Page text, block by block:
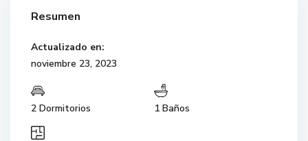
Resumen
Actualizado en:
noviembre 23, 2023
2 Dormitorios 1 Baños